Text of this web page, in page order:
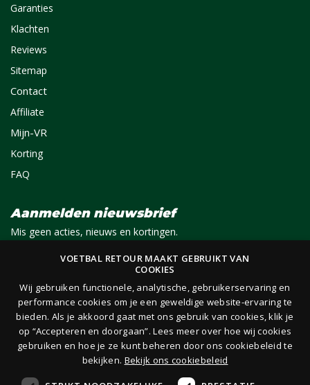
Garanties
Klachten
Reviews
Sitemap
Contact
Affiliate
Mijn-VR
Korting
FAQ
Aanmelden nieuwsbrief
Mis geen acties, nieuws en kortingen.
Je ontvangt 1x per maand per e-mail van ons een nieuwsbrief op het door jou opgegeven
e-mailadres. Lees hier onze privacy- en cookieverklaring.
VOETBAL RETOUR MAAKT GEBRUIKT VAN
COOKIES
Wij gebruiken functionele, analytische, gebruikerservaring en
performance cookies om je een geweldige website-ervaring te
bieden. Als je akkoord gaat met ons gebruik van cookies, klik je
op “Accepteren en doorgaan”. Lees meer over hoe wij cookies
gebruiken en hoe je ze kunt beheren door ons cookiebeleid te
bekijken. Bekijk ons cookiebeleid